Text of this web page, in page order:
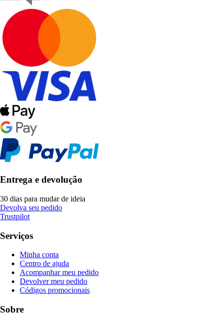
Entrega e devolução
30 dias para mudar de ideia
Devolva seu pedido
Trustpilot
Serviços
Minha conta
Centro de ajuda
Acompanhar meu pedido
Devolver meu pedido
Códigos promocionais
Sobre